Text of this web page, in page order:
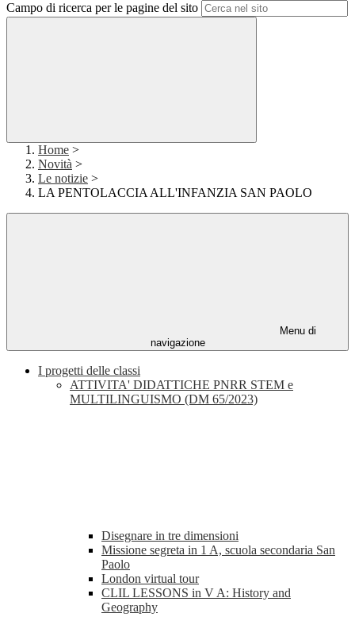
Campo di ricerca per le pagine del sito
Home >
Novità >
Le notizie >
LA PENTOLACCIA ALL'INFANZIA SAN PAOLO
Menu di
navigazione
I progetti delle classi
ATTIVITA' DIDATTICHE PNRR STEM e
MULTILINGUISMO (DM 65/2023)
Disegnare in tre dimensioni
Missione segreta in 1 A, scuola secondaria San
Paolo
London virtual tour
CLIL LESSONS in V A: History and
Geography